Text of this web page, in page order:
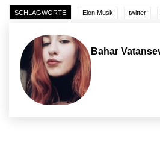
SCHLAGWORTE Elon Musk twitter
Bahar